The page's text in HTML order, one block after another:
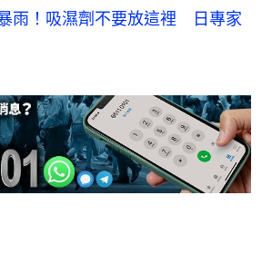
雨！吸濕劑不要放這裡 日專家